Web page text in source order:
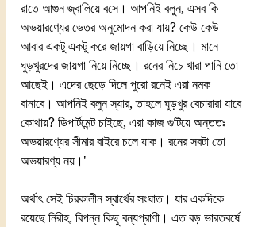
রাতে আগুন জ্বালিয়ে বসে। আপনিই বলুন, এসব কি
অভয়ারণ্যের ভেতর অনুমোদন করা যায়? কেউ কেউ
আবার একটু একটু করে জায়গা বাড়িয়ে নিচ্ছে। মানে
ঘুড়খুরদের জায়গা নিয়ে নিচ্ছে। রনের নিচে খারা পানি তো
আছেই। এদের ছেড়ে দিলে পুরো রনেই এরা নমক
বানাবে। আপনিই বলুন স্যার, তাহলে ঘুড়খুর বেচারারা যাবে
কোথায়? ডিপার্টমেন্ট চাইছে, এরা কাজ গুটিয়ে অন্ততঃ
অভয়ারণ্যের সীমার বাইরে চলে যাক। রনের সবটা তো
অভয়ারণ্য নয়।'
অর্থাৎ সেই চিরকালীন স্বার্থের সংঘাত। যার একদিকে
রয়েছে নিরীহ, বিপন্ন কিছু বন্যপ্রাণী। এত বড় ভারতবর্ষে